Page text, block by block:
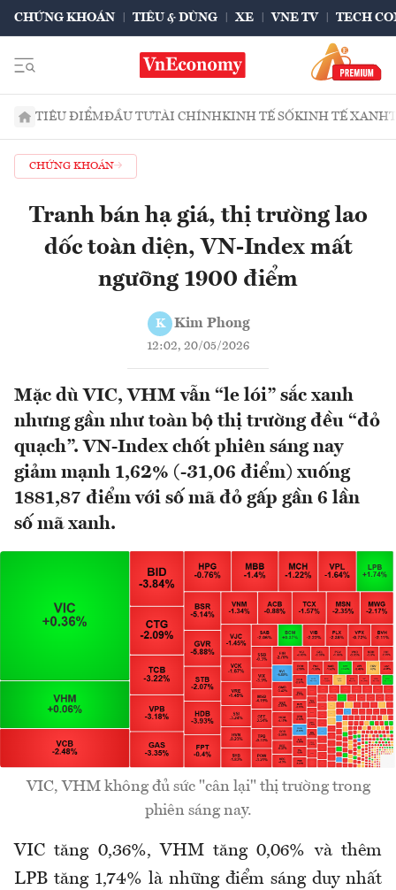
CHỨNG KHOÁN TIÊU & DÙNG XE VNE TV TECH
TIÊU ĐIỂMĐẦU TƯTÀI CHÍNHKINH TẾ SỐKINH TẾ XANH
CHỨNG KHOÁN
Tranh bán hạ giá, thị trường lao
dốc toàn diện, VN-Index mất
ngưỡng 1900 điểm
K Kim Phong
12:02, 20/05/2026
Mặc dù VIC, VHM vẫn “le lói” sắc xanh
nhưng gần như toàn bộ thị trường đều “đỏ
quạch”. VN-Index chốt phiên sáng nay
giảm mạnh 1,62% (-31,06 điểm) xuống
1881,87 điểm với số mã đỏ gấp gần 6 lần
số mã xanh.
VIC, VHM không đủ sức "cân lại" thị trường trong
phiên sáng nay.
VIC tăng 0,36%, VHM tăng 0,06% và thêm
LPB tăng 1,74% là những điểm sáng duy nhất